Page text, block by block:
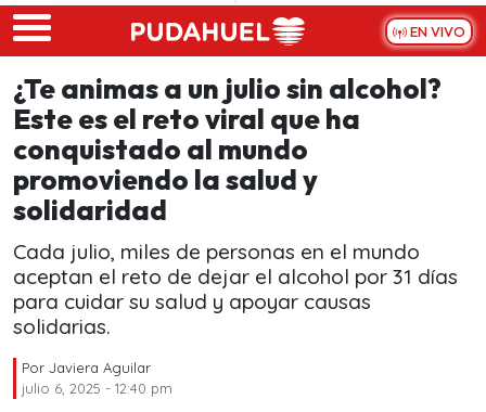
Skip to main content
EN VIVO
¿Te animas a un julio sin alcohol?
Este es el reto viral que ha
conquistado al mundo
promoviendo la salud y
solidaridad
Cada julio, miles de personas en el mundo
aceptan el reto de dejar el alcohol por 31 días
para cuidar su salud y apoyar causas
solidarias.
Por Javiera Aguilar
julio 6, 2025 - 12:40 pm